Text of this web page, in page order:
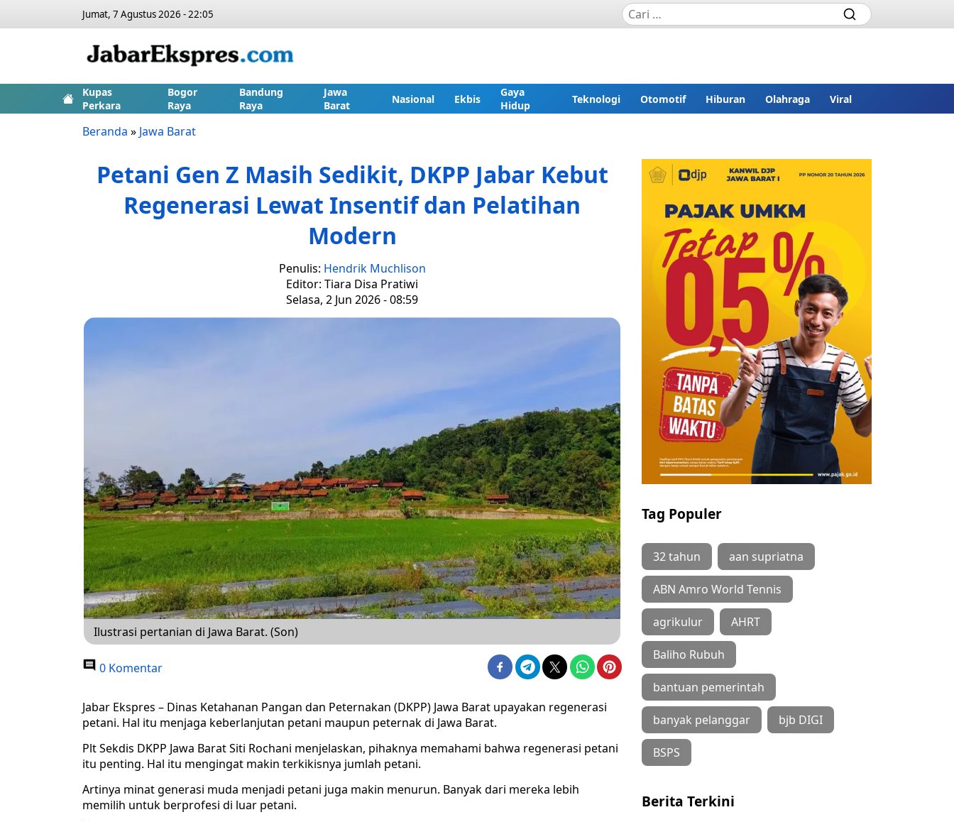
Jumat, 7 Agustus 2026 - 22:05
Kupas
Perkara
Bogor
Raya
Bandung
Raya
Jawa
Barat
Nasional Ekbis
Gaya
Hidup
Teknologi Otomotif Hiburan Olahraga Viral
Beranda » Jawa Barat
Petani Gen Z Masih Sedikit, DKPP Jabar Kebut
Regenerasi Lewat Insentif dan Pelatihan
Modern
Penulis: Hendrik Muchlison
Editor: Tiara Disa Pratiwi
Selasa, 2 Jun 2026 - 08:59
Ilustrasi pertanian di Jawa Barat. (Son)
0 Komentar
Jabar Ekspres – Dinas Ketahanan Pangan dan Peternakan (DKPP) Jawa Barat upayakan regenerasi
petani. Hal itu menjaga keberlanjutan petani maupun peternak di Jawa Barat.
Plt Sekdis DKPP Jawa Barat Siti Rochani menjelaskan, pihaknya memahami bahwa regenerasi petani
itu penting. Hal itu mengingat makin terkikisnya jumlah petani.
Artinya minat generasi muda menjadi petani juga makin menurun. Banyak dari mereka lebih
memilih untuk berprofesi di luar petani.
Tag Populer
32 tahun aan supriatna
ABN Amro World Tennis
agrikulur AHRT
Baliho Rubuh
bantuan pemerintah
banyak pelanggar bjb DIGI
BSPS
Berita Terkini